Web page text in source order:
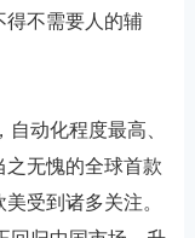
不需要人的辅
动化程度最高、
无愧的全球首款
受到诸多关注。